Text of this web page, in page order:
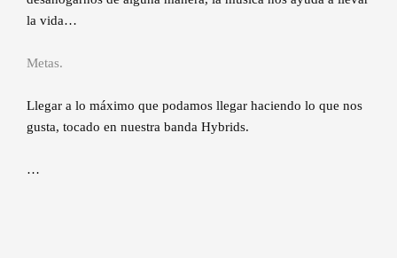
la vida…
Metas.
Llegar a lo máximo que podamos llegar haciendo lo que nos
gusta, tocado en nuestra banda Hybrids.
…